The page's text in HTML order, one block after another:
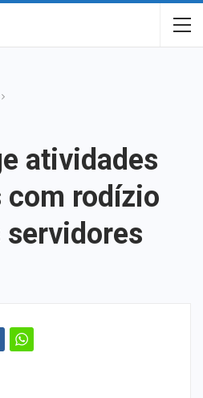
atividades
com rodízio
servidores